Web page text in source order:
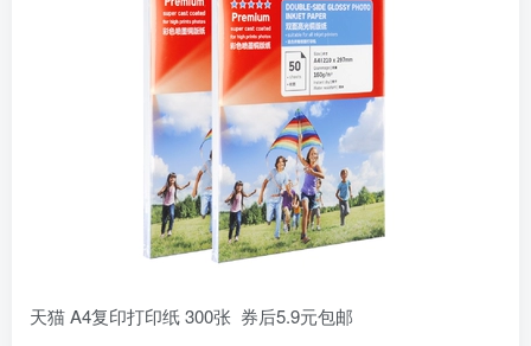
天猫 A4复印打印纸 300张 券后5.9元包邮